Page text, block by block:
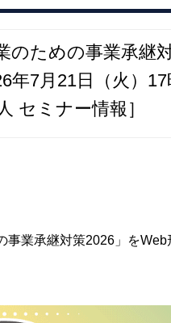
ための事業承継
年7月21日（火）17
セミナー情報］
業承継対策2026」をWeb